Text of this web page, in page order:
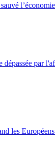
dépassée par
les